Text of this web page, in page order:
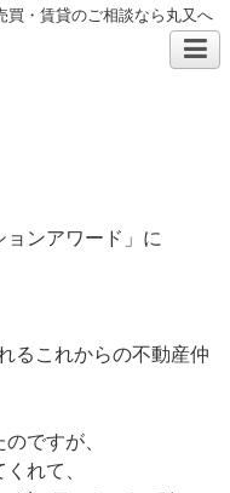
買・賃貸のご相談なら丸又へ
ンアワード」に
るこれからの不動産仲
ですが、
れて、